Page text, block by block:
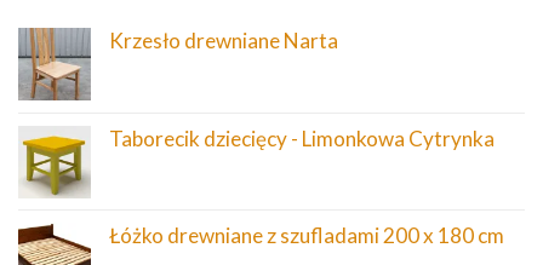
Krzesło drewniane Narta
Taborecik dziecięcy - Limonkowa Cytrynka
Łóżko drewniane z szufladami 200 x 180 cm